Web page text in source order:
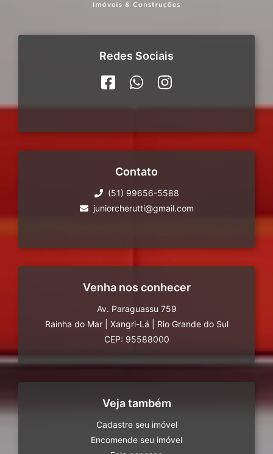
Redes Sociais
Contato
(51) 99656-5588
juniorcherutti@gmail.com
Venha nos conhecer
Av. Paraguassu 759
Rainha do Mar
Xangri-Lá
Rio Grande do Sul
CEP: 95588000
Veja também
Cadastre seu imóvel
Encomende seu imóvel